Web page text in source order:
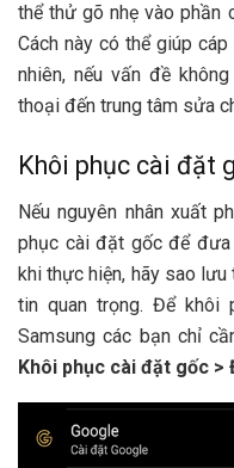
thể thử gõ nhẹ vào phần
Cách này có thể giúp
nhiên, nếu vấn đề
thoại đến trung tâm sửa
Khôi phục cài đặt
Nếu nguyên nhân xuất
phục cài đặt gốc để đưa
khi thực hiện, hãy sao
tin quan trọng. Để khôi
Samsung các bạn chỉ
Khôi phục cài đặt gốc >